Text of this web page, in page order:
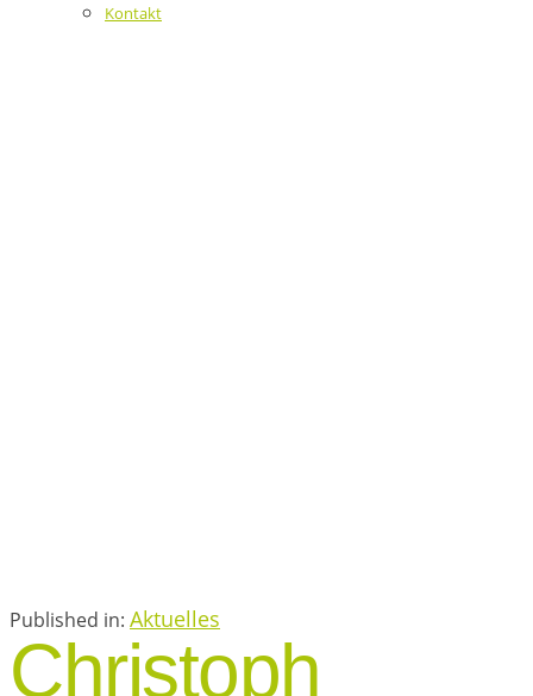
Kontakt
Published in: Aktuelles
Christoph